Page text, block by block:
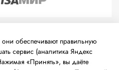
предоставления
и анализа
пользователей сети
Российской
обеспечивают правильную
сервис (аналитика Яндекс
«Принять», вы даёте